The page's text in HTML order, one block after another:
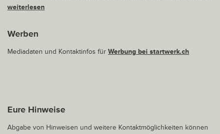
weiterlesen
Werben
Mediadaten und Kontaktinfos für Werbung bei startwerk.ch
Eure Hinweise
Abgabe von Hinweisen und weitere Kontaktmöglichkeiten können